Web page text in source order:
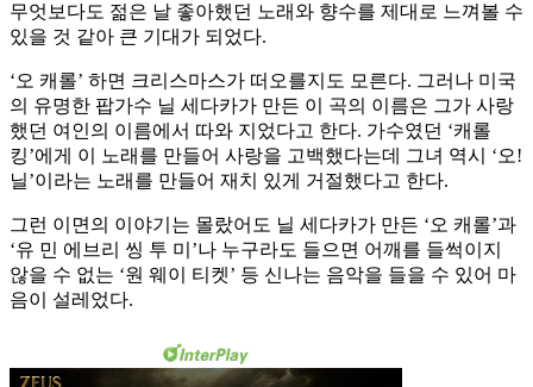
무엇보다도 젊은 날 좋아했던 노래와 향수를 제대로 느껴볼 수
있을 것 같아 큰 기대가 되었다.
‘오 캐롤’ 하면 크리스마스가 떠오를지도 모른다. 그러나 미국
의 유명한 팝가수 닐 세다카가 만든 이 곡의 이름은 그가 사랑
했던 여인의 이름에서 따와 지었다고 한다. 가수였던 ‘캐롤
킹’에게 이 노래를 만들어 사랑을 고백했다는데 그녀 역시 ‘오!
닐’이라는 노래를 만들어 재치 있게 거절했다고 한다.
그런 이면의 이야기는 몰랐어도 닐 세다카가 만든 ‘오 캐롤’과
‘유 민 에브리 씽 투 미’나 누구라도 들으면 어깨를 들썩이지
않을 수 없는 ‘원 웨이 티켓’ 등 신나는 음악을 들을 수 있어 마
음이 설레었다.